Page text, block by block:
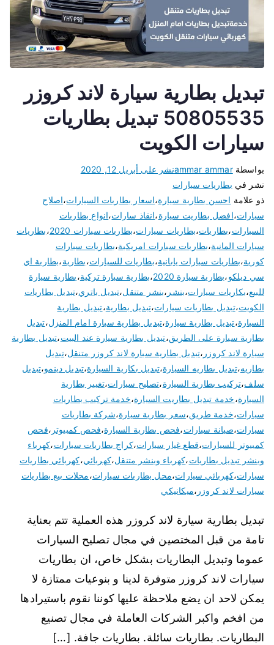
تبديل بطارية سيارة لاند كروزر
50805535 تبديل بطاريات
سيارات الكويت
بواسطةammar ammarنشر على أبريل 12, 2020
نشر في بطاريات سيارات
ذو علامة احسن بطارية سيارة،اسعار بطاريات السيارات،اصلاح
سيارات،افضل بطاريت سيارة،انقاذ سارات،انواع بطاريات
السيارات،بطاريات،بطاريات سيارات،بطاريات سيارات 2020 ،بطاريات
سيارات المانية،بطاريات سيارات امريكية،بطاريات سيارات
كورية،بطاريات سيارات يابانية،بطاريات للسيارات،بطارية،بطارية اي
سي ديلكو،بطارية سيارة 2020 ،بطارية سيارة تركية،بطارية سيارة
للبيع،بكاريات سيارات،بنشر ،بنشر متنقل،تبديل باتري،تبديل بطاريات
الكويت،تبديل بطاريات سيارات،تبديل بطارية،تبديل بطارية
السيارة،تبديل بطارية سيارة،تبديل بطارية سيارة امام المنزل،تبديل
بطارية سيارة على الطريق،تبديل بطارية سيارة عند البيت،تبديل بطارية
سيارة لاند كروزر ،تبديل بطارية سيارة لاند كروزر متنقل،تبديل
بطاريه،تبديل بطاريه السيارة،تبديل بكارية السيارة،تبديل دينمو،تبديل
سلف،تركيب بطارية السيارة،تصليح سيارات،تغيير بطارية
السيارة،خدمة تبديل بطاريت السيارة،خدمة تركيب بطاريات
سيارات،خدمة طريق،سعر بطارية سيارة،شركة بطاريات
سيارات،صيانة سيارات،فحص بطارية السيارة،فحص كمبيوتر ،فحص
كمبيوتر للسيارات،قطع غيار سيارات،كراج بطاريات سيارات،كهرباء
وبنشر تبديل بطاريات،كهرباء وبنشر متنقل،كهربائي،كهربائي بطاريات
سيارات،كهربائي سيارات،محل بطاريات سيارات،محلات بيع بطاريات
سيارات لاند كروزر ،ميكانيكي
تبديل بطارية سيارة لاند كروزر هذه العملية تتم بعناية
تامة من قبل المختصين في مجال تصليح السيارات
عموما وتبديل البطاريات بشكل خاص، ان بطاريات
سيارات لاند كروزر متوفرة لدينا و بنوعيات ممتازة لا
يمكن لاحد ان يضع ملاحظة عليها كوننا نقوم باستيرادها
من افخم واكبر الشركات العاملة في مجال تصنيع
البطاريات. بطاريات سائلة. بطاريات جافة. […]